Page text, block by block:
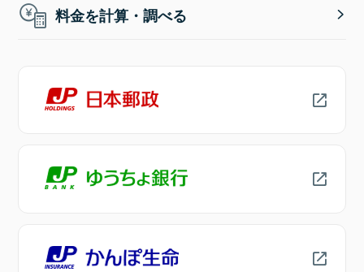
料金を計算・調べる